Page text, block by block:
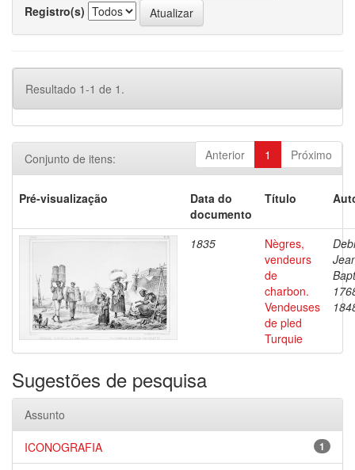
Registro(s)
Resultado 1-1 de 1.
Anterior 1 Próximo
Conjunto de itens:
Pré-visualização
Data do
documento
Título
1835
Nègres,
vendeurs
de
charbon.
Vendeuses
de pled
Turquie
Sugestões de pesquisa
Assunto
1
ICONOGRAFIA